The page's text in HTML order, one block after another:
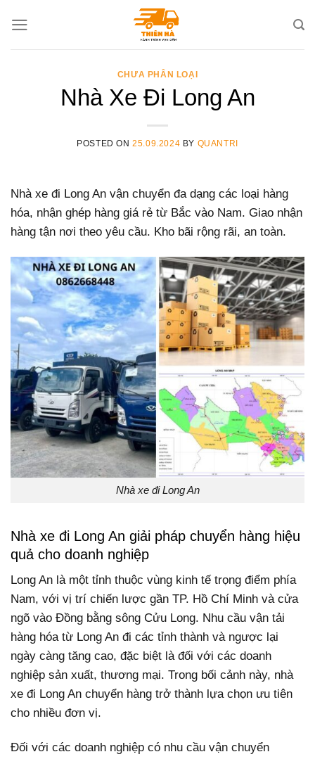
CHƯA PHÂN LOẠI
Nhà Xe Đi Long An
POSTED ON25.09.2024 BY QUANTRI
Nhà xe đi Long An vận chuyển đa dạng các loại hàng
hóa, nhận ghép hàng giá rẻ từ Bắc vào Nam. Giao nhận
hàng tận nơi theo yêu cầu. Kho bãi rộng rãi, an toàn.
Nhà xe đi Long An
Nhà xe đi Long An giải pháp chuyển hàng hiệu
quả cho doanh nghiệp
Long An là một tỉnh thuộc vùng kinh tế trọng điểm phía
Nam, với vị trí chiến lược gần TP. Hồ Chí Minh và cửa
ngõ vào Đồng bằng sông Cửu Long. Nhu cầu vận tải
hàng hóa từ Long An đi các tỉnh thành và ngược lại
ngày càng tăng cao, đặc biệt là đối với các doanh
nghiệp sản xuất, thương mại. Trong bối cảnh này, nhà
xe đi Long An chuyển hàng trở thành lựa chọn ưu tiên
cho nhiều đơn vị.
Đối với các doanh nghiệp có nhu cầu vận chuyển